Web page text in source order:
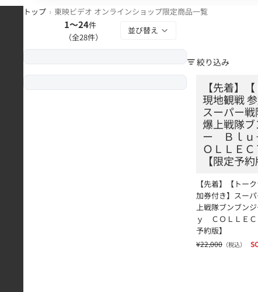
トップ 東映ビデオ オンラインショップ限定商品一覧
1〜24件
（全28件）
並び替え
絞り込み
【先着】【ト
【先着】
現地観戦 参
スーパー
爆上戦隊
ー Ｂｌｕ
ＯＬＬＥ
【限定予約
【先着】【トー
加券付き】スー
上戦隊ブンブン
ｙ ＣＯＬＬＥ
予約版】
¥22,000 （税込）